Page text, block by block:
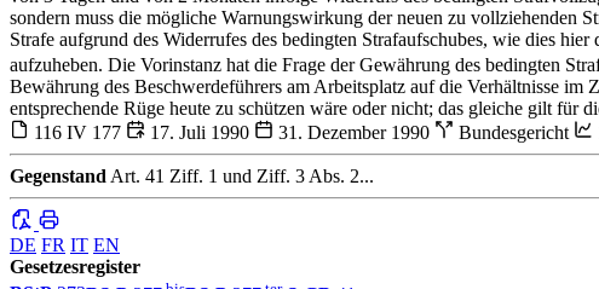
sondern muss die mögliche Warnungswirkung der neuen zu vollziehenden
Strafe aufgrund des Widerrufes des bedingten Strafaufschubes, wie dies
aufzuheben. Die Vorinstanz hat die Frage der Gewährung des bedingten
Bewährung des Beschwerdeführers am Arbeitsplatz auf die Verhältnisse
entsprechende Rüge heute zu schützen wäre oder nicht; das gleiche gilt für
116 IV 177
17. Juli 1990 31. Dezember 1990 Bundesgericht
Gegenstand Art. 41 Ziff. 1 und Ziff. 3 Abs. 2...
DE FR IT EN
Gesetzesregister